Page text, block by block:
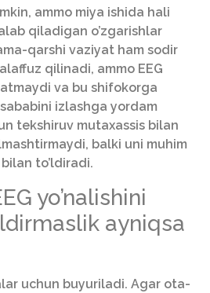
ammo miya ishida hali
qiladigan o’zgarishlar
qarshi vaziyat ham sodir
qilinadi, ammo EEG
va bu shifokorga
izlashga yordam
tekshiruv mutaxassis bilan
balki uni muhim
to’ldiradi.
yo’nalishini
ayniqsa
uchun buyuriladi. Agar ota-